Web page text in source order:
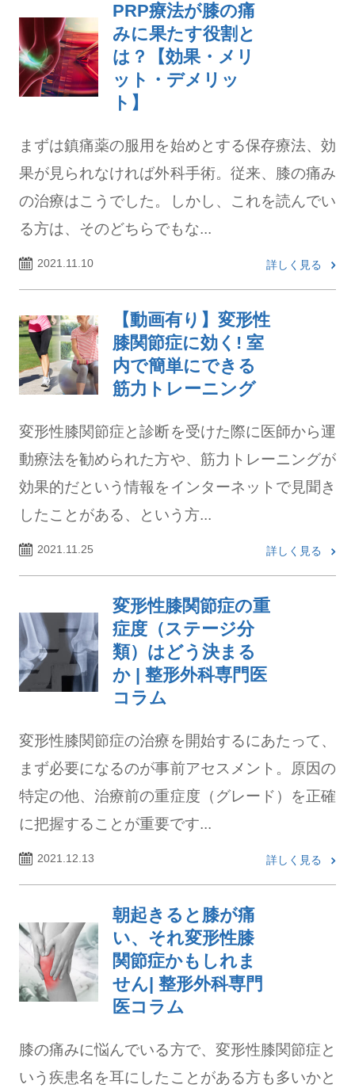
PRP療法が膝の痛
みに果たす役割と
は？【効果・メリ
ット・デメリッ
ト】
まずは鎮痛薬の服用を始めとする保存療法、効
果が見られなければ外科手術。従来、膝の痛み
の治療はこうでした。しかし、これを読んでい
る方は、そのどちらでもな...
2021.11.10 詳しく見る
【動画有り】変形性
膝関節症に効く! 室
内で簡単にできる
筋力トレーニング
変形性膝関節症と診断を受けた際に医師から運
動療法を勧められた方や、筋力トレーニングが
効果的だという情報をインターネットで見聞き
したことがある、という方...
2021.11.25 詳しく見る
変形性膝関節症の重
症度（ステージ分
類）はどう決まる
か | 整形外科専門医
コラム
変形性膝関節症の治療を開始するにあたって、
まず必要になるのが事前アセスメント。原因の
特定の他、治療前の重症度（グレード）を正確
に把握することが重要です...
2021.12.13 詳しく見る
朝起きると膝が痛
い、それ変形性膝
関節症かもしれま
せん| 整形外科専門
医コラム
膝の痛みに悩んでいる方で、変形性膝関節症と
いう疾患名を耳にしたことがある方も多いかと